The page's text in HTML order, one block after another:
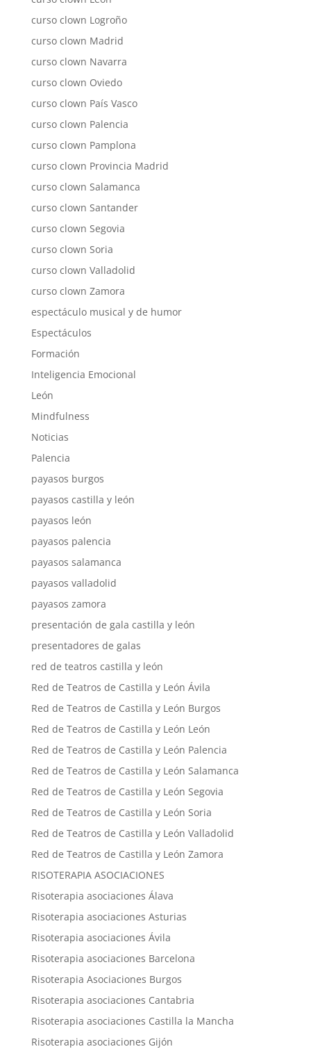
curso clown Logroño
curso clown Madrid
curso clown Navarra
curso clown Oviedo
curso clown País Vasco
curso clown Palencia
curso clown Pamplona
curso clown Provincia Madrid
curso clown Salamanca
curso clown Santander
curso clown Segovia
curso clown Soria
curso clown Valladolid
curso clown Zamora
espectáculo musical y de humor
Espectáculos
Formación
Inteligencia Emocional
León
Mindfulness
Noticias
Palencia
payasos burgos
payasos castilla y león
payasos león
payasos palencia
payasos salamanca
payasos valladolid
payasos zamora
presentación de gala castilla y león
presentadores de galas
red de teatros castilla y león
Red de Teatros de Castilla y León Ávila
Red de Teatros de Castilla y León Burgos
Red de Teatros de Castilla y León León
Red de Teatros de Castilla y León Palencia
Red de Teatros de Castilla y León Salamanca
Red de Teatros de Castilla y León Segovia
Red de Teatros de Castilla y León Soria
Red de Teatros de Castilla y León Valladolid
Red de Teatros de Castilla y León Zamora
RISOTERAPIA ASOCIACIONES
Risoterapia asociaciones Álava
Risoterapia asociaciones Asturias
Risoterapia asociaciones Ávila
Risoterapia asociaciones Barcelona
Risoterapia Asociaciones Burgos
Risoterapia asociaciones Cantabria
Risoterapia asociaciones Castilla la Mancha
Risoterapia asociaciones Gijón